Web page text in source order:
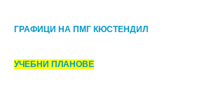
ГРАФИЦИ НА ПМГ КЮСТЕНДИЛ
УЧЕБНИ ПЛАНОВЕ